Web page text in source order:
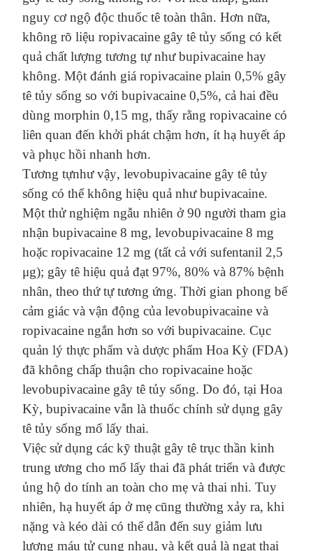
nguy cơngộ độc thuốc tê toàn thân. Hơn nữa,
không rõ liệu ropivacaine gây tê tủy sống có kết
quả chất lượng tương tự như bupivacaine hay
không. Một đánh giá ropivacaine plain 0,5% gây
tê tủy sống so với bupivacaine 0,5%, cả hai đều
dùng morphin 0,15 mg, thấy rằng ropivacaine có
liên quan đến khởi phát chậm hơn, ít hạ huyết áp
và phục hồi nhanh hơn.
Tương tựnhư vậy, levobupivacaine gây tê tủy
sống có thể không hiệu quả như bupivacaine.
Một thử nghiệm ngẫu nhiên ở90 người tham gia
nhận bupivacaine 8 mg, levobupivacaine 8 mg
hoặc ropivacaine 12 mg (tất cả với sufentanil 2,5
μg); gây tê hiệu quả đạt 97%, 80% và 87% bệnh
nhân, theo thứ tựtương ứng. Thời gian phong bế
cảm giác và vận động của levobupivacaine và
ropivacaine ngắn hơn so với bupivacaine. Cục
quản lý thực phẩm và dược phẩm Hoa Kỳ (FDA)
đã không chấp thuận cho ropivacaine hoặc
levobupivacaine gây tê tủy sống. Do đó, tại Hoa
Kỳ, bupivacaine vẫn là thuốc chính sử dụng gây
tê tủy sống mổ lấy thai.
Việc sử dụng các kỹ thuật gây tê trục thần kinh
trung ương cho mổ lấy thai đã phát triển và được
ủng hộ do tính an toàn cho mẹ và thai nhi. Tuy
nhiên, hạ huyết áp ởmẹ cũng thường xảy ra, khi
nặng và kéo dài có thể dẫn đến suy giảm lưu
lượng máu tử cung nhau, và kết quả là ngạt thai